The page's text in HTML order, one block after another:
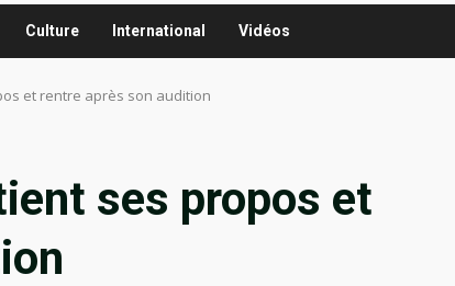
Culture International Vidéos
et rentre après son audition
ses propos et